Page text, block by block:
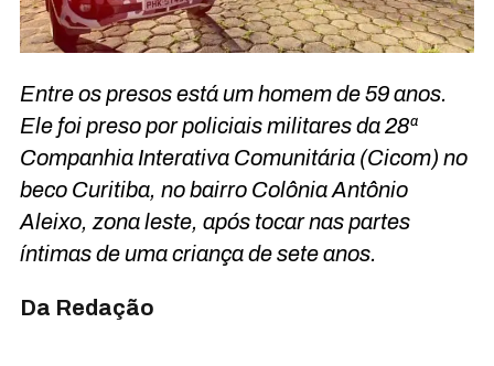
Entre os presos está um homem de 59 anos.
Ele foi preso por policiais militares da 28ª
Companhia Interativa Comunitária (Cicom) no
beco Curitiba, no bairro Colônia Antônio
Aleixo, zona leste, após tocar nas partes
íntimas de uma criança de sete anos.
Da Redação